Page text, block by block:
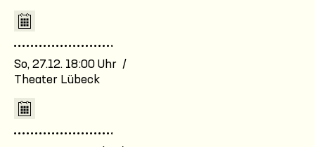
So, 27.12. 18:00 Uhr /
Theater Lübeck